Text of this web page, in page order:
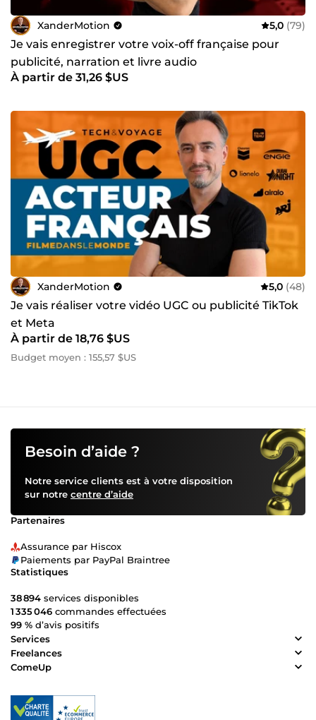
XanderMotion 5,0 (79)
Je vais enregistrer votre voix-off française pour
publicité, narration et livre audio
À partir de 31,26 $US
XanderMotion 5,0 (48)
Je vais réaliser votre vidéo UGC ou publicité TikTok
et Meta
À partir de 18,76 $US
Budget moyen : 155,57 $US
Besoin d’aide ?
Notre service clients est à votre disposition
sur notre centre d’aide
Partenaires
Assurance par Hiscox
Paiements par PayPal Braintree
Statistiques
38 894 services disponibles
1 335 046 commandes effectuées
99 % d’avis positifs
Services
Freelances
ComeUp